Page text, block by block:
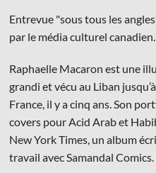
© Les Éditions du Faubourg
42 rue Planchat 75020 Paris
Fondatrice : Sophie Caillat
CGV•Mentions légales •
Entrevue "sous tous les
par le média culturel canadien.
Raphaelle Macaron est une
grandi et vécu au Liban
France, il y a cinq ans. Son
covers pour Acid Arab et
New York Times, un album
travail avec Samandal Comics.